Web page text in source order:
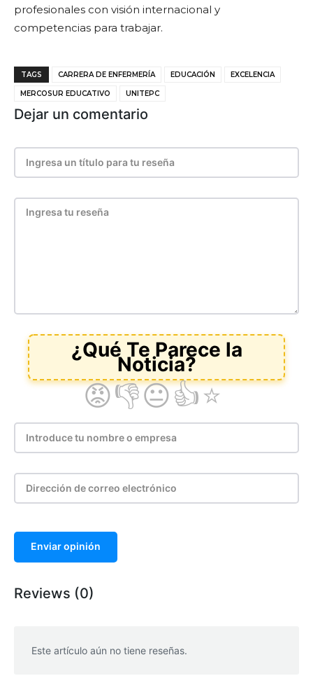
profesionales con visión internacional y
competencias para trabajar.
TAGS CARRERA DE ENFERMERÍA EDUCACIÓN EXCELENCIA
MERCOSUR EDUCATIVO UNITEPC
Dejar un comentario
Enviar opinión
Reviews (0)
Este artículo aún no tiene reseñas.